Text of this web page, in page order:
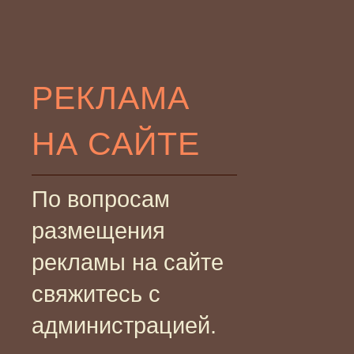
РЕКЛАМА
НА САЙТЕ
По вопросам
размещения
рекламы на сайте
свяжитесь с
администрацией.